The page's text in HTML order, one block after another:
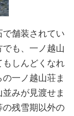
舗装されてい
も、一ノ越山
しんどくなれ
一ノ越山荘ま
みが見渡せま
残雪期以外の